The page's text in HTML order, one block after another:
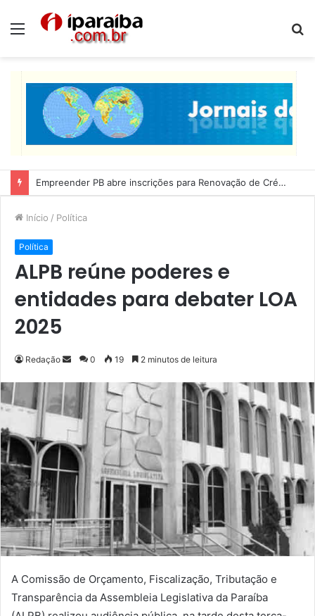
Menu
Lucas Ribeiro inspeciona obras da última etapa do Centro de Convenções
Início / Política
Política
ALPB reúne poderes e
entidades para debater LOA
2025
Redação
d
u
m
e
m
a
i
0 19 2 minutos de leitura
A Comissão de Orçamento, Fiscalização, Tributação e
Transparência da Assembleia Legislativa da Paraíba